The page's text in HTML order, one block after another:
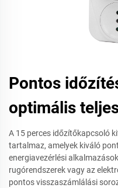
Pontos
optimális
A 15 perces időzítőkapcsoló
tartalmaz, amelyek kiváló
energiavezérlési
rugórendszerek vagy az
pontos visszaszámlálási